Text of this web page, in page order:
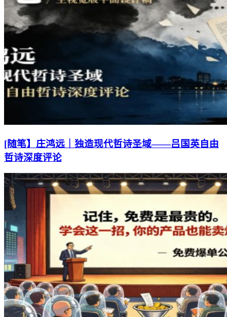
[随笔】庄鸿远｜独造现代哲诗圣域——吕国英自由
哲诗深度评论